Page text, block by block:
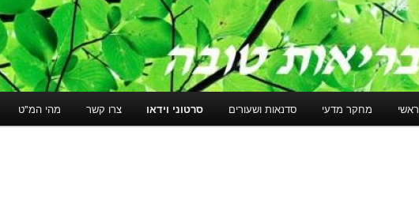
ראשי מחקר מדעי סדנאות ושעורים סרטוני וידאו צרו קשר מהי המ"ט